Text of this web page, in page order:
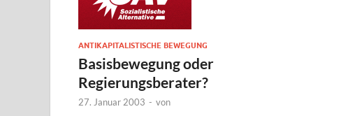
ANTIKAPITALISTISCHE BEWEGUNG
Basisbewegung oder
Regierungsberater?
27. Januar 2003 - von